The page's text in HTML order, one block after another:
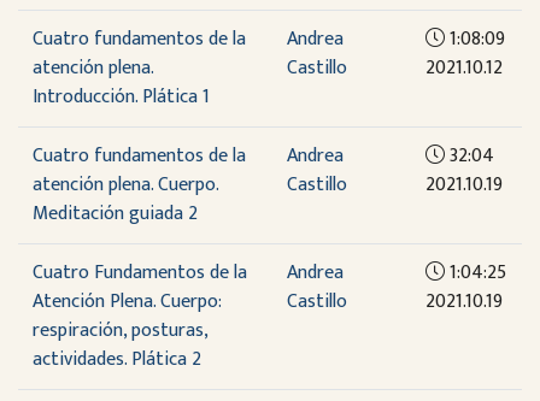
Cuatro fundamentos de la
atención plena.
Introducción. Plática 1
Andrea
Castillo
1:08:09
2021.10.12
Cuatro fundamentos de la
atención plena. Cuerpo.
Meditación guiada 2
Andrea
Castillo
32:04
2021.10.19
Cuatro Fundamentos de la
Atención Plena. Cuerpo:
respiración, posturas,
actividades. Plática 2
Andrea
Castillo
1:04:25
2021.10.19